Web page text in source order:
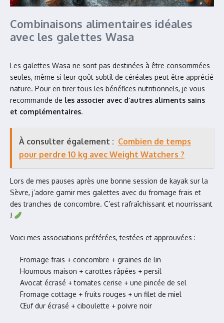
Combinaisons alimentaires idéales
avec les galettes Wasa
Les galettes Wasa ne sont pas destinées à être consommées
seules, même si leur goût subtil de céréales peut être apprécié
nature. Pour en tirer tous les bénéfices nutritionnels, je vous
recommande de les associer avec d’autres aliments sains
et complémentaires.
À consulter également : Combien de temps
pour perdre 10 kg avec Weight Watchers ?
Lors de mes pauses après une bonne session de kayak sur la
Sèvre, j’adore garnir mes galettes avec du fromage frais et
des tranches de concombre. C’est rafraîchissant et nourrissant
!
Voici mes associations préférées, testées et approuvées :
Fromage frais + concombre + graines de lin
Houmous maison + carottes râpées + persil
Avocat écrasé + tomates cerise + une pincée de sel
Fromage cottage + fruits rouges + un filet de miel
Œuf dur écrasé + ciboulette + poivre noir